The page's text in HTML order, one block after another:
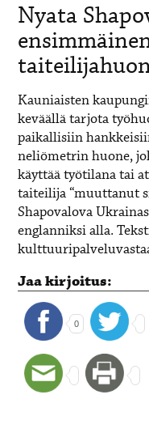
Nyata
Kauniaisten
keväällä tarjota
paikallisiin
neliömetrin huone,
käyttää työtilana tai
taiteilija “muuttanut
Shapovalova
englanniksi alla.
Jaa kirjoitus:
0